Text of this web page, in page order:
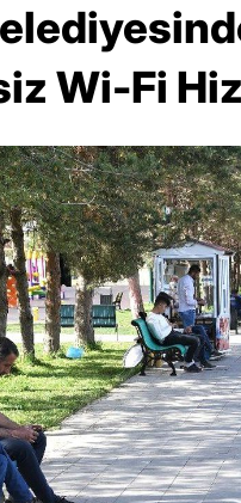
Wi-Fi